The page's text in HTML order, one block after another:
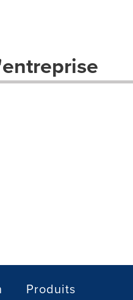
Produits